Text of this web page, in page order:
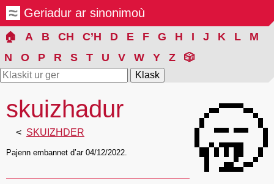
Geriadur ar sinonimoù
🏠 A B CH C’H D E F G H I J K L
M
N
O P R S T U V W Y Z 🎲
🥱
skuizhadur
SKUIZHDER
Pajenn embannet d’ar 04/12/2022.